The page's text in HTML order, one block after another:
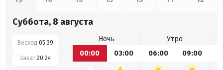
Суббота, 8 августа
Восход:05:39
Закат:20:24
Ночь
Утро
00:00
03:00 06:00 09:00